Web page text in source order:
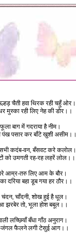
चैती हवा थिरक रही चहुँ ओर।
मुस्का रही लिए नेह की डोर।।
बाग में गदराया है नीम।
पंख पसार कर बाँटे खुशी असीम।।
कदंब-वन, बँसवट करे कलोल।
को उमगती रह-रह लहरें लोल।।
आम्र-तरु लिए आम के बौर।
का दरिया बहा डूब गया हर ठौर।।
चाँदनी, शोख हुई है धूल।
झरबेर तो, भूला होश बबूल।।
लच्छियाँ बँधा गाँठ अनुराग।
फैलने लगी टेसुई आग।।